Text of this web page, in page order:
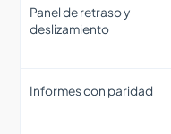
Panel de retraso y
deslizamiento
Informes con paridad